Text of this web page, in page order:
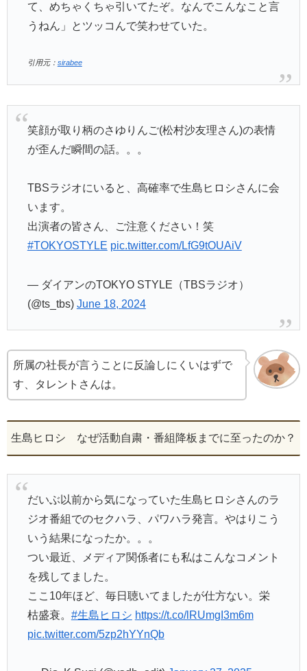
て、めちゃくちゃ引いてたぞ。なんでこんなこと言
うねん」とツッコんで笑わせていた。
引用元： sirabee
笑顔が取り柄のさゆりんご(松村沙友理さん)の表情
が歪んだ瞬間の話。。。
TBSラジオにいると、高確率で生島ヒロシさんに会
います。
出演者の皆さん、ご注意ください！笑
#TOKYOSTYLE pic.twitter.com/LfG9tOUAiV
— ダイアンのTOKYO STYLE（TBSラジオ）
(@ts_tbs) June 18, 2024
所属の社長が言うことに反論しにくいはずで
す、タレントさんは。
生島ヒロシ なぜ活動自粛・番組降板までに至ったのか？
だいぶ以前から気になっていた生島ヒロシさんのラ
ジオ番組でのセクハラ、パワハラ発言。やはりこう
いう結果になったか。。。
つい最近、メディア関係者にも私はこんなコメント
を残してました。
ここ10年ほど、毎日聴いてましたが仕方ない。栄
枯盛衰。 #生島ヒロシ https://t.co/lRUmgI3m6m
pic.twitter.com/5zp2hYYnQb